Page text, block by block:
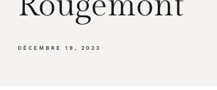
DÉCEMBRE 19, 2023